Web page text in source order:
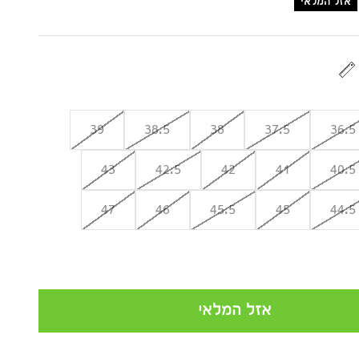
36.5
37.5
38
38.5
39
40.5
41
42
42.5
43
44.5
45
45.5
46
47
אזל המלאי